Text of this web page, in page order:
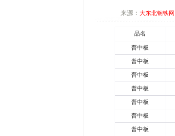
来源： 大东北钢铁网
品名
普中板
普中板
普中板
普中板
普中板
普中板
普中板